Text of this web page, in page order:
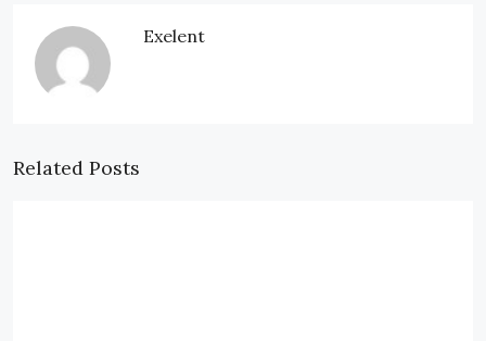
Exelent
Related Posts